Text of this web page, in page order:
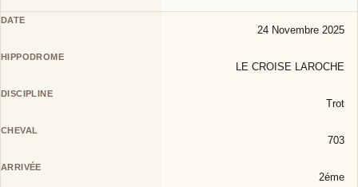
24 Novembre 2025
LE CROISE LAROCHE
Trot
703
2éme